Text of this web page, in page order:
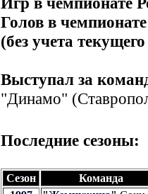
Голов в
(без учета
Выступал за
"Динамо"
Последние сезоны:
Сезон
Команда